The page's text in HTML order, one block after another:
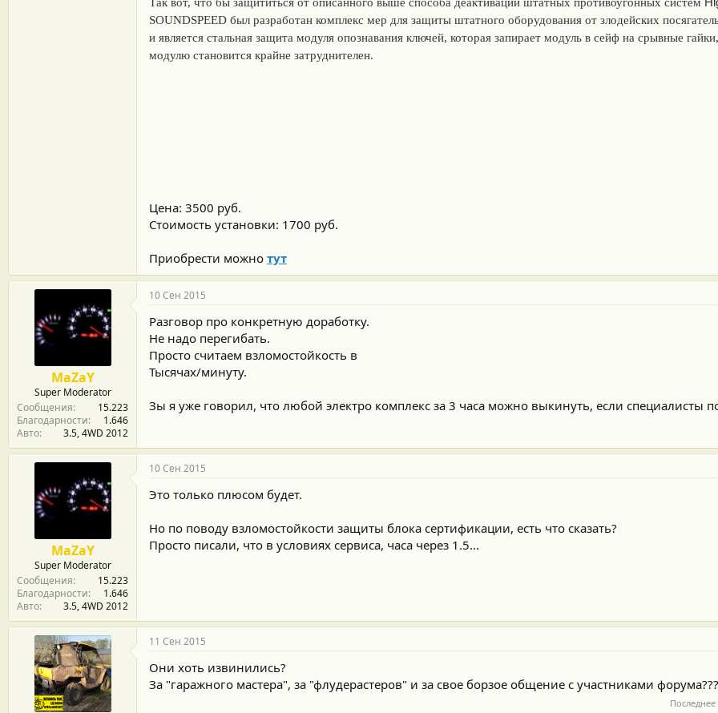
SOUNDSPEED был разработан комплекс мер для защиты штатного оборудования от злодейских
и является стальная защита модуля опознавания ключей, которая запирает модуль в сейф на срывные
модулю становится крайне затруднителен.
Цена: 3500 руб.
Стоимость установки: 1700 руб.
Приобрести можно тут
MaZaY
Super Moderator
Сообщения
15.223
Благодарности
1.646
Авто
3.5, 4WD 2012
10 Сен 2015
Разговор про конкретную доработку.
Не надо перегибать.
Просто считаем взломостойкость в
Тысячах/минуту.
Зы я уже говорил, что любой электро комплекс за 3 часа можно выкинуть, если специалисты
MaZaY
Super Moderator
Сообщения
15.223
Благодарности
1.646
Авто
3.5, 4WD 2012
10 Сен 2015
Это только плюсом будет.
Но по поводу взломостойкости защиты блока сертификации, есть что сказать?
Просто писали, что в условиях сервиса, часа через 1.5...
11 Сен 2015
Они хоть извинились?
За "гаражного мастера", за "флудерастеров" и за свое борзое общение с участниками форума???